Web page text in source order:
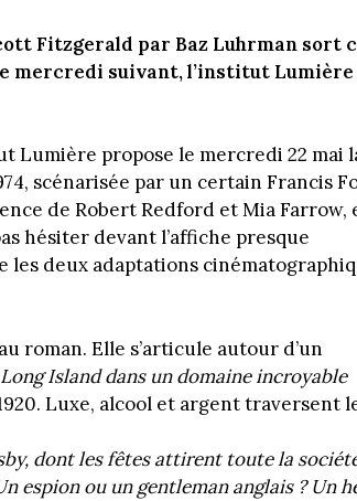
Fitzgerald par Baz Luhrman sort
mercredi suivant, l’institut Lumière
Lumière propose le mercredi 22 mai
scénarisée par un certain Francis
de Robert Redford et Mia Farrow,
hésiter devant l’affiche presque
les deux adaptations
roman. Elle s’articule autour d’un
Island dans un domaine incroyable
Luxe, alcool et argent traversent
dont les fêtes attirent toute la
espion ou un gentleman anglais ? Un